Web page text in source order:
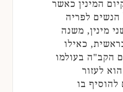
המינין כאשר
הנשים לפריה
מינין, משנה
כאילו
הקב"ה בעולמו
לעזור
להוסיף בו